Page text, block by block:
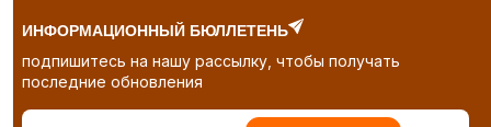
ИНФОРМАЦИОННЫЙ БЮЛЛЕТЕНЬ
подпишитесь на нашу рассылку, чтобы получать
последние обновления